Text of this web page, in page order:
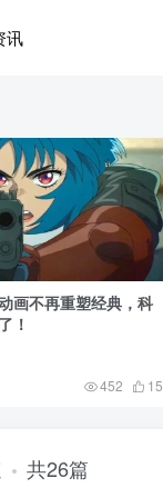
讯
画不再重塑经典，科
！
452 15
共26篇